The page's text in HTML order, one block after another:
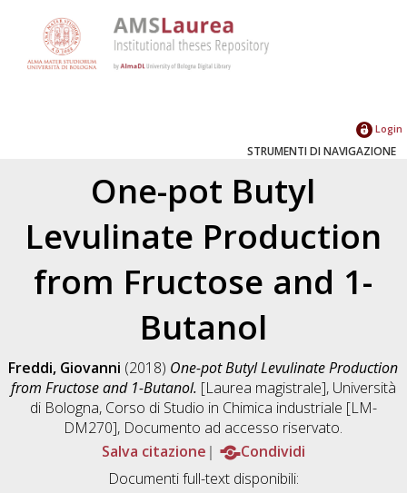
Login
STRUMENTI DI NAVIGAZIONE
One-pot Butyl
Levulinate Production
from Fructose and 1-
Butanol
Freddi, Giovanni (2018) One-pot Butyl Levulinate Production
from Fructose and 1-Butanol. [Laurea magistrale], Università
di Bologna, Corso di Studio in Chimica industriale [LM-
DM270], Documento ad accesso riservato.
Salva citazione
Condividi
Documenti full-text disponibili: